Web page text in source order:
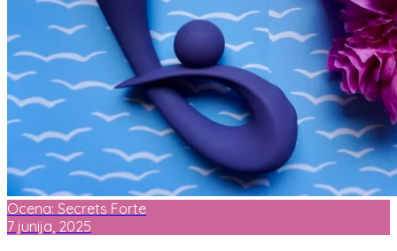
Ocena: Secrets Forte
7 junija, 2025